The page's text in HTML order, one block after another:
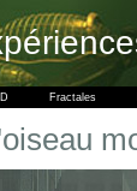
Fractales